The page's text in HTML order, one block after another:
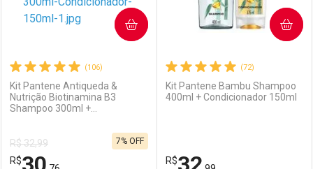
(106)
Kit Pantene Antiqueda &
Nutrição Biotinamina B3
Shampoo 300ml +
R$ 32,99
R$
7% OFF
COMPRAR
(72)
Kit Pantene Bambu Shampoo
400ml + Condicionador 150ml
R$
COMPRAR